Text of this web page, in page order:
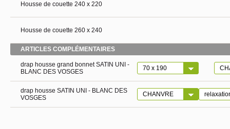
Housse de couette 240 x 220
Housse de couette 260 x 240
ARTICLES COMPLÉMENTAIRES
drap housse grand bonnet SATIN UNI -
BLANC DES VOSGES
drap housse SATIN UNI - BLANC DES
VOSGES